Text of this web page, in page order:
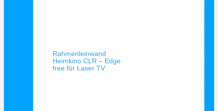
Rahmenleinwand
Heimkino CLR – Edge
free für Laser TV